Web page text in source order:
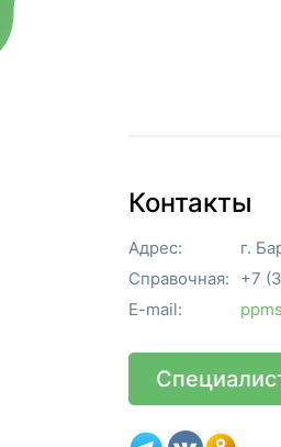
Контакты
Адрес:
г.
Справочная:
+7
E-mail: